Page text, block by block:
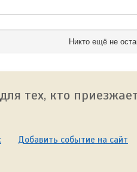
Никто ещё не
тех, кто
Добавить событие на сайт